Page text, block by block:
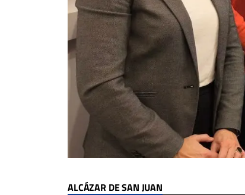
ALCÁZAR DE SAN JUAN